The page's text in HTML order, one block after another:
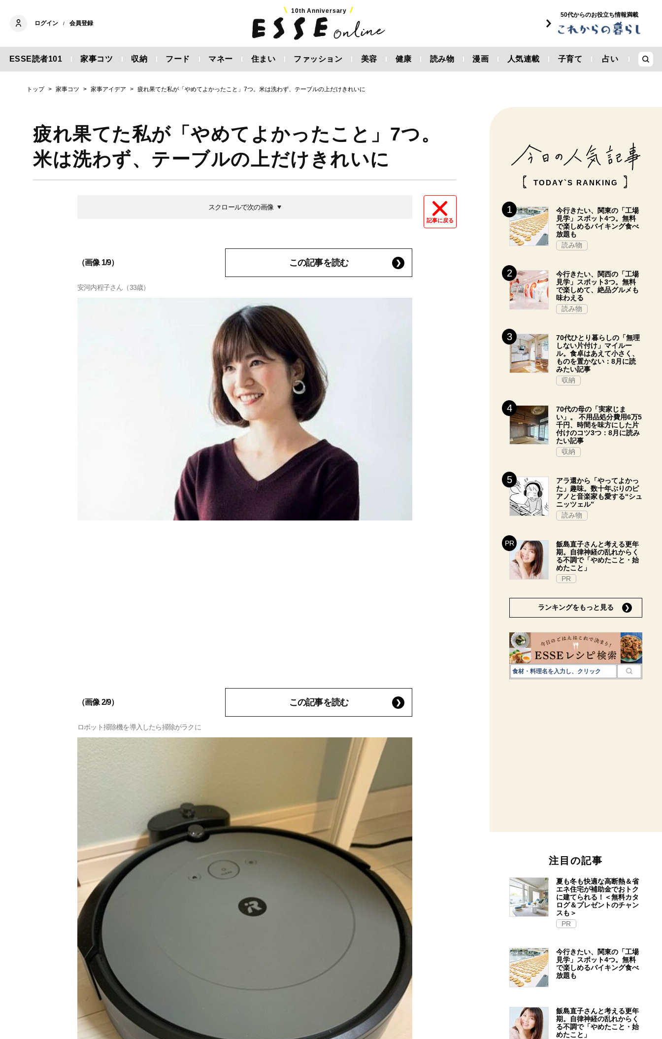
ログイン / 会員登録
10th Anniversary
50代からのお役立ち情報満載
ESSE読者101 家事コツ 収納 フード マネー 住まい ファッション 美容 健康 読み物 漫画 人気連載 子育て 占い
トップ 家事コツ 家事アイデア 疲れ果てた私が「やめてよかったこと」7つ。米は洗わず、テーブルの上だけきれいに
疲れ果てた私が「やめてよかったこと」7つ。
米は洗わず、テーブルの上だけきれいに
記事に戻る
スクロールで次の画像
（画像 1/9） この記事を読む
安河内程子さん（33歳）
（画像 2/9） この記事を読む
ロボット掃除機を導入したら掃除がラクに
TODAY`S RANKING
今行きたい、関東の「工場
見学」スポット4つ。無料
で楽しめるバイキング食べ
放題も
読み物
今行きたい、関西の「工場
見学」スポット3つ。無料
で楽しめて、絶品グルメも
味わえる
読み物
70代ひとり暮らしの「無理
しない片付け」マイルー
ル。食卓はあえて小さく、
ものを置かない：8月に読
みたい記事
収納
70代の母の「実家じま
い」。 不用品処分費用6万5
千円、時間を味方にした片
付けのコツ3つ：8月に読み
たい記事
収納
アラ還から「やってよかっ
た」趣味。数十年ぶりのピ
アノと音楽家も愛する“シュ
ニッツェル”
読み物
飯島直子さんと考える更年
期。自律神経の乱れからく
る不調で「やめたこと・始
めたこと」
PR
ランキングをもっと見る
注目の記事
夏も冬も快適な高断熱＆省
エネ住宅が補助金でおトク
に建てられる！＜無料カタ
ログ＆プレゼントのチャン
スも＞
PR
今行きたい、関東の「工場
見学」スポット4つ。無料
で楽しめるバイキング食べ
放題も
飯島直子さんと考える更年
期。自律神経の乱れからく
る不調で「やめたこと・始
めたこと」